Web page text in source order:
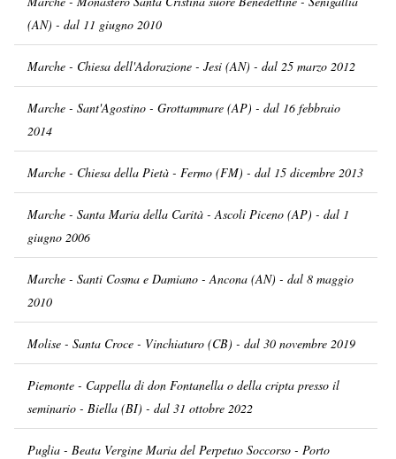
(AN) - dal 11 giugno 2010
Marche - Chiesa dell'Adorazione - Jesi (AN) - dal 25 marzo 2012
Marche - Sant'Agostino - Grottammare (AP) - dal 16 febbraio
2014
Marche - Chiesa della Pietà - Fermo (FM) - dal 15 dicembre 2013
Marche - Santa Maria della Carità - Ascoli Piceno (AP) - dal 1
giugno 2006
Marche - Santi Cosma e Damiano - Ancona (AN) - dal 8 maggio
2010
Molise - Santa Croce - Vinchiaturo (CB) - dal 30 novembre 2019
Piemonte - Cappella di don Fontanella o della cripta presso il
seminario - Biella (BI) - dal 31 ottobre 2022
Puglia - Beata Vergine Maria del Perpetuo Soccorso - Porto